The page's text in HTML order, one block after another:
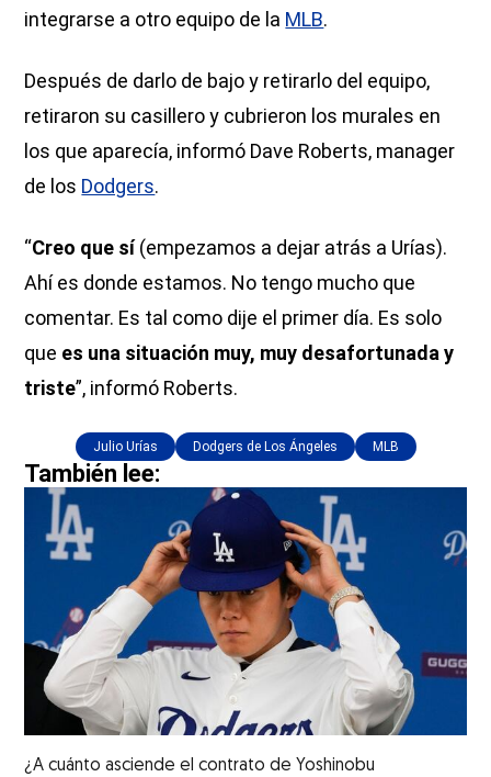
integrarse a otro equipo de la MLB.
Después de darlo de bajo y retirarlo del equipo,
retiraron su casillero y cubrieron los murales en
los que aparecía, informó Dave Roberts, manager
de los Dodgers.
“Creo que sí(empezamos a dejar atrás a Urías).
Ahí es donde estamos. No tengo mucho que
comentar. Es tal como dije el primer día. Es solo
que es una situación muy, muy desafortunada y
triste”, informó Roberts.
Julio Urías Dodgers de Los Ángeles MLB
También lee:
¿A cuánto asciende el contrato de Yoshinobu